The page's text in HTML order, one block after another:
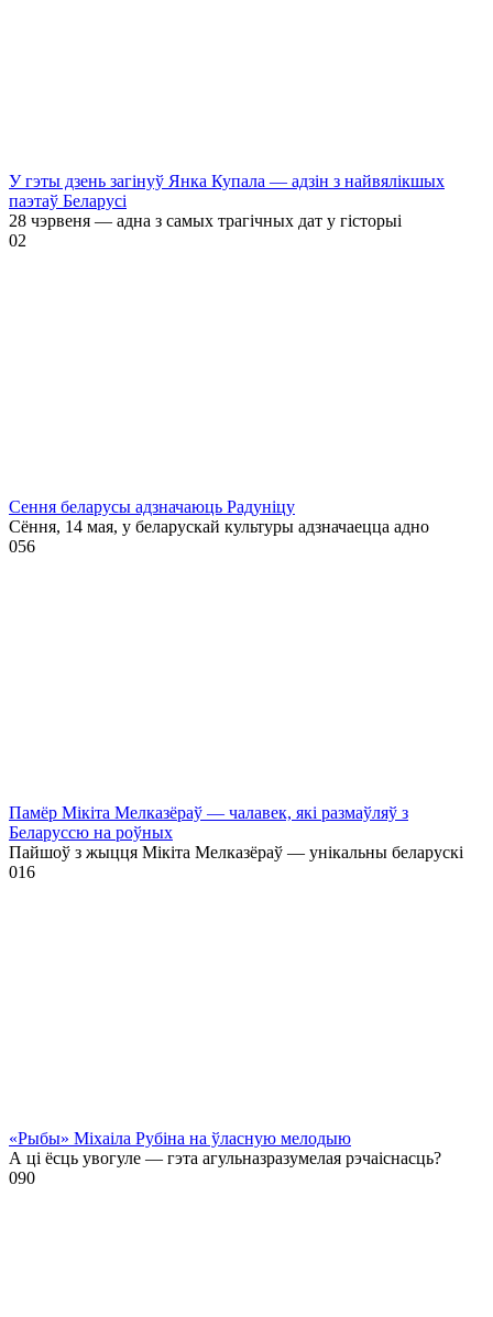
У гэты дзень загінуў Янка Купала — адзін з найвялікшых
паэтаў Беларусі
28 чэрвеня — адна з самых трагічных дат у гісторыі
02
Сення беларусы адзначаюць Радуніцу
Сёння, 14 мая, у беларускай культуры адзначаецца адно
056
Памёр Мікіта Мелказёраў — чалавек, які размаўляў з
Беларуссю на роўных
Пайшоў з жыцця Мікіта Мелказёраў — унікальны беларускі
016
«Рыбы» Міхаіла Рубіна на ўласную мелодыю
А ці ёсць увогуле — гэта агульназразумелая рэчаіснасць?
090